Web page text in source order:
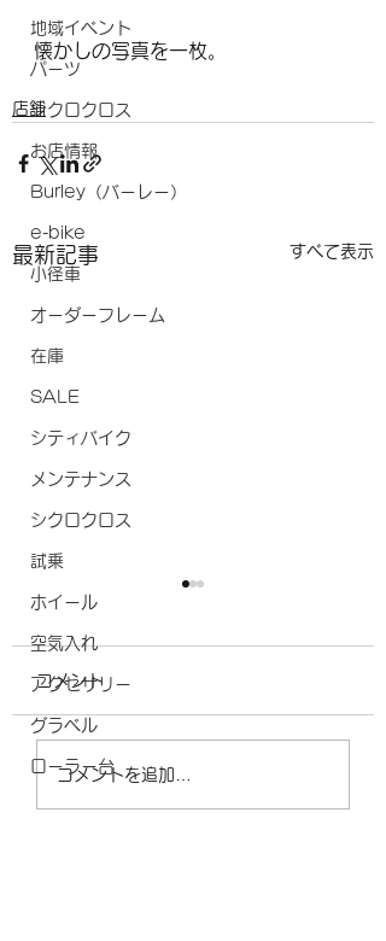
地域イベント
パーツ
シクロクロス
お店情報
Burley（バーレー）
e-bike
小径車
オーダーフレーム
在庫
SALE
シティバイク
メンテナンス
シクロクロス
試乗
ホイール
空気入れ
アクセサリー
グラベル
ローラー台
懐かしの写真を一枚。
店舗
最新記事 すべて表示
ＧW中の営業について
らせです。 GW中は、5月
3日（日）～6日（水）ま
通常営業となります。 よ
ろしくお願いいたします。
せ
コメント
コメントを追加…